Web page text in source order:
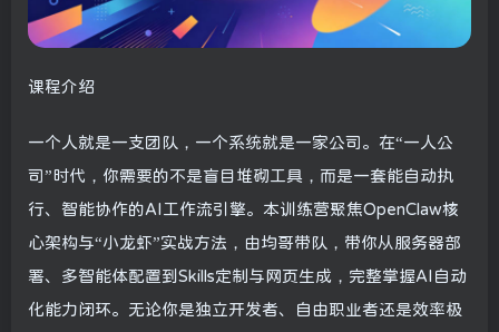
课程介绍
一个人就是一支团队，一个系统就是一家公司。在“一人公
司”时代，你需要的不是盲目堆砌工具，而是一套能自动执
行、智能协作的AI工作流引擎。本训练营聚焦OpenClaw核
心架构与“小龙虾”实战方法，由均哥带队，带你从服务器部
署、多智能体配置到Skills定制与网页生成，完整掌握AI自动
化能力闭环。无论你是独立开发者、自由职业者还是效率极